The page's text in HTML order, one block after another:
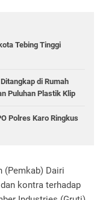
Tebing Tinggi
di Rumah
Puluhan Plastik Klip
Polres Karo Ringkus
(Pemkab) Dairi
kontra terhadap